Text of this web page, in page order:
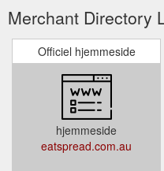
Merchant Directory
Officiel hjemmeside
hjemmeside
eatspread.com.au